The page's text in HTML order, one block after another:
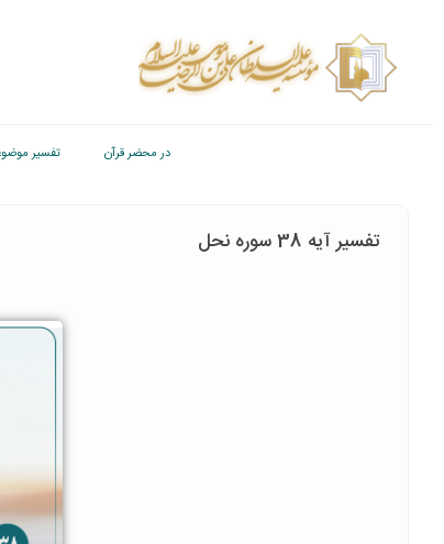
در محضر قرآن تفسیر
تفسیر آیه 38 سوره نحل